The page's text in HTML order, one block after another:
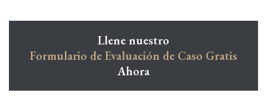
Llene nuestro
Formulario de Evaluación de Caso Gratis
Ahora